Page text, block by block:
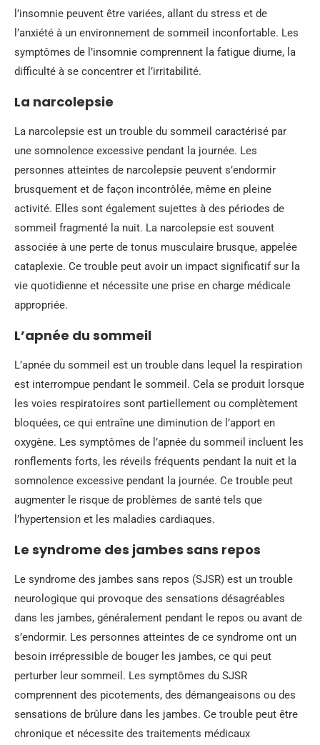
l’insomnie peuvent être variées, allant du stress et de
l’anxiété à un environnement de sommeil inconfortable. Les
symptômes de l’insomnie comprennent la fatigue diurne, la
difficulté à se concentrer et l’irritabilité.
La narcolepsie
La narcolepsie est un trouble du sommeil caractérisé par
une somnolence excessive pendant la journée. Les
personnes atteintes de narcolepsie peuvent s’endormir
brusquement et de façon incontrôlée, même en pleine
activité. Elles sont également sujettes à des périodes de
sommeil fragmenté la nuit. La narcolepsie est souvent
associée à une perte de tonus musculaire brusque, appelée
cataplexie. Ce trouble peut avoir un impact significatif sur la
vie quotidienne et nécessite une prise en charge médicale
appropriée.
L’apnée du sommeil
L’apnée du sommeil est un trouble dans lequel la respiration
est interrompue pendant le sommeil. Cela se produit lorsque
les voies respiratoires sont partiellement ou complètement
bloquées, ce qui entraîne une diminution de l’apport en
oxygène. Les symptômes de l’apnée du sommeil incluent les
ronflements forts, les réveils fréquents pendant la nuit et la
somnolence excessive pendant la journée. Ce trouble peut
augmenter le risque de problèmes de santé tels que
l’hypertension et les maladies cardiaques.
Le syndrome des jambes sans repos
Le syndrome des jambes sans repos (SJSR) est un trouble
neurologique qui provoque des sensations désagréables
dans les jambes, généralement pendant le repos ou avant de
s’endormir. Les personnes atteintes de ce syndrome ont un
besoin irrépressible de bouger les jambes, ce qui peut
perturber leur sommeil. Les symptômes du SJSR
comprennent des picotements, des démangeaisons ou des
sensations de brûlure dans les jambes. Ce trouble peut être
chronique et nécessite des traitements médicaux